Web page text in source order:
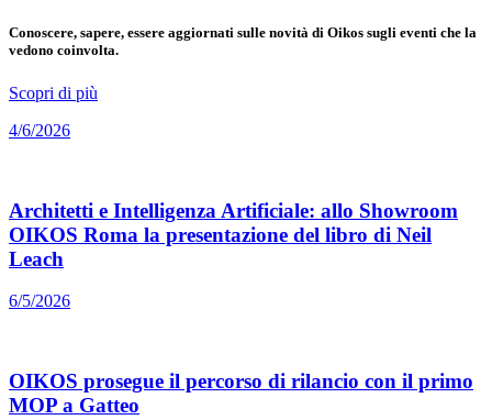
Conoscere, sapere, essere aggiornati sulle novità di Oikos sugli eventi che la
vedono coinvolta.
Scopri di più
4/6/2026
Architetti e Intelligenza Artificiale: allo Showroom
OIKOS Roma la presentazione del libro di Neil
Leach
6/5/2026
OIKOS prosegue il percorso di rilancio con il primo
MOP a Gatteo